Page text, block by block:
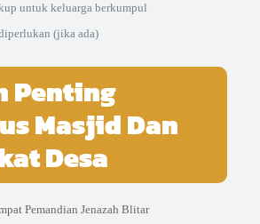
untuk keluarga berkumpul
(jika ada)
Penting
Masjid Dan
Desa